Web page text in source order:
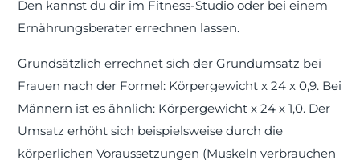
Den kannst du dir im Fitness-Studio oder bei einem
Ernährungsberater errechnen lassen.
Grundsätzlich errechnet sich der Grundumsatz bei
Frauen nach der Formel: Körpergewicht x 24 x 0,9. Bei
Männern ist es ähnlich: Körpergewicht x 24 x 1,0. Der
Umsatz erhöht sich beispielsweise durch die
körperlichen Voraussetzungen (Muskeln verbrauchen